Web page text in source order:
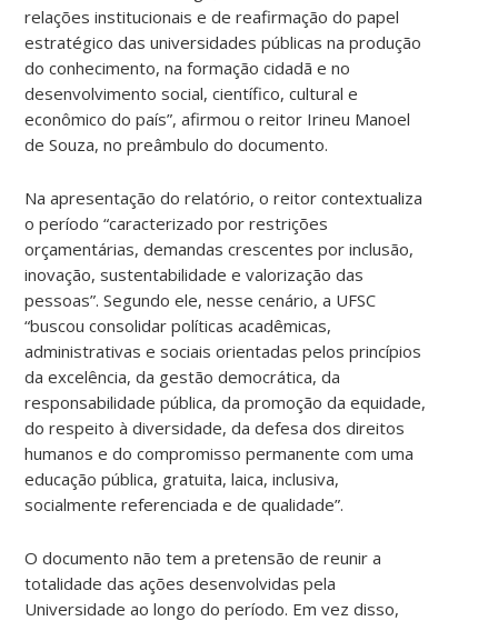
relações institucionais e de reafirmação do papel
estratégico das universidades públicas na produção
do conhecimento, na formação cidadã e no
desenvolvimento social, científico, cultural e
econômico do país”, afirmou o reitor Irineu Manoel
de Souza, no preâmbulo do documento.
Na apresentação do relatório, o reitor contextualiza
o período “caracterizado por restrições
orçamentárias, demandas crescentes por inclusão,
inovação, sustentabilidade e valorização das
pessoas”. Segundo ele, nesse cenário, a UFSC
“buscou consolidar políticas acadêmicas,
administrativas e sociais orientadas pelos princípios
da excelência, da gestão democrática, da
responsabilidade pública, da promoção da equidade,
do respeito à diversidade, da defesa dos direitos
humanos e do compromisso permanente com uma
educação pública, gratuita, laica, inclusiva,
socialmente referenciada e de qualidade”.
O documento não tem a pretensão de reunir a
totalidade das ações desenvolvidas pela
Universidade ao longo do período. Em vez disso,